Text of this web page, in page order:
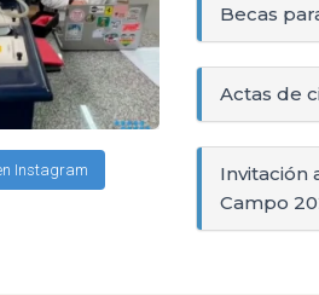
Instagram
Becas
Actas de
Invitación
Campo